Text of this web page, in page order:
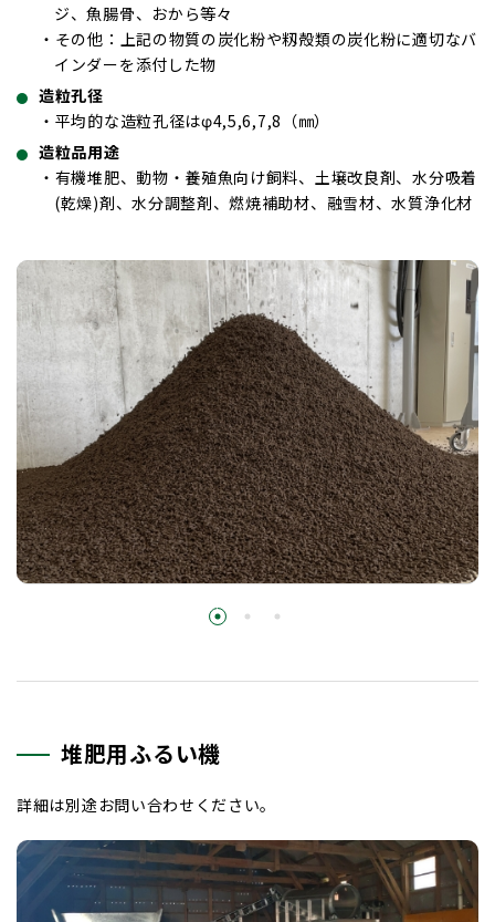
新規取組事項
ジ、魚腸骨、おから等々
・その他：上記の物質の炭化粉や籾殻類の炭化粉に適切なバ
インダーを添付した物
造粒孔径
・平均的な造粒孔径はφ4,5,6,7,8（㎜）
造粒品用途
・有機堆肥、動物・養殖魚向け飼料、土壌改良剤、水分吸着
(乾燥)剤、水分調整剤、燃焼補助材、融雪材、水質浄化材
堆肥用ふるい機
詳細は別途お問い合わせください。